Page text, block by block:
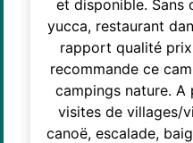
et disponible. Sans
yucca, restaurant
rapport qualité
recommande ce
campings nature. A
visites de villages/
canoë, escalade,